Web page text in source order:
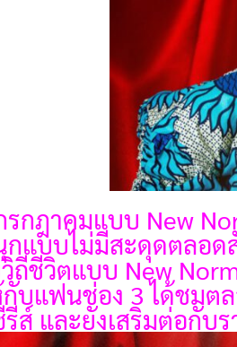
รกฎาคมแบบ New
กแบบไม่มีสะดุดตลอด
ถีชีวิตแบบ New
บแฟนช่อง 3 ได้ชมต
รีส์ และยังเสริมต่อกั